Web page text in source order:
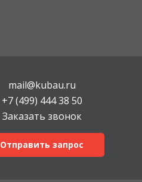
mail@kubau.ru
+7 (499) 444 38 50
Заказать звонок
Отправить запрос